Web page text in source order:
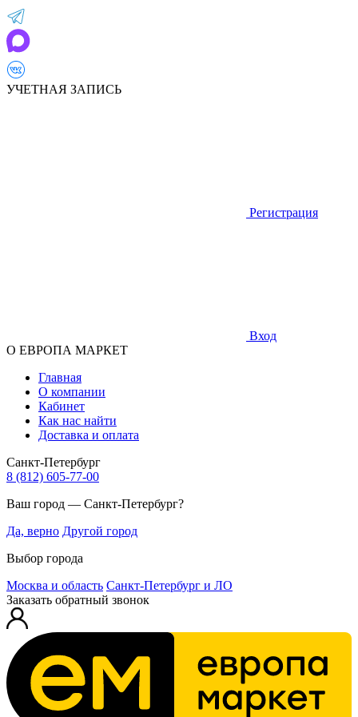
УЧЕТНАЯ ЗАПИСЬ
Регистрация
Вход
О ЕВРОПА МАРКЕТ
Главная
О компании
Кабинет
Как нас найти
Доставка и оплата
Санкт-Петербург
8 (812) 605-77-00
Ваш город — Санкт-Петербург?
Да, верно Другой город
Выбор города
Москва и область Санкт-Петербург и ЛО
Заказать обратный звонок